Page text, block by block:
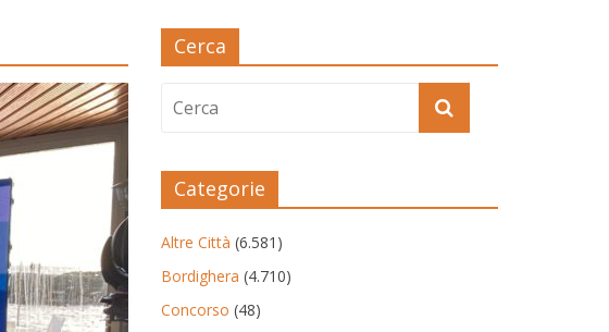
Cerca
Categorie
Altre Città (6.581)
Bordighera (4.710)
Concorso (48)